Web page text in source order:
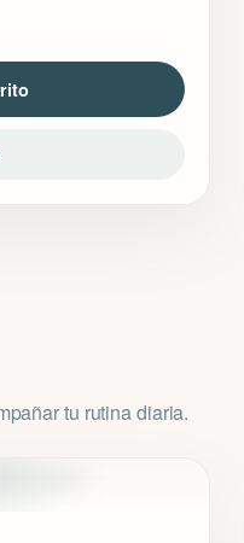
tu rutina diaria.